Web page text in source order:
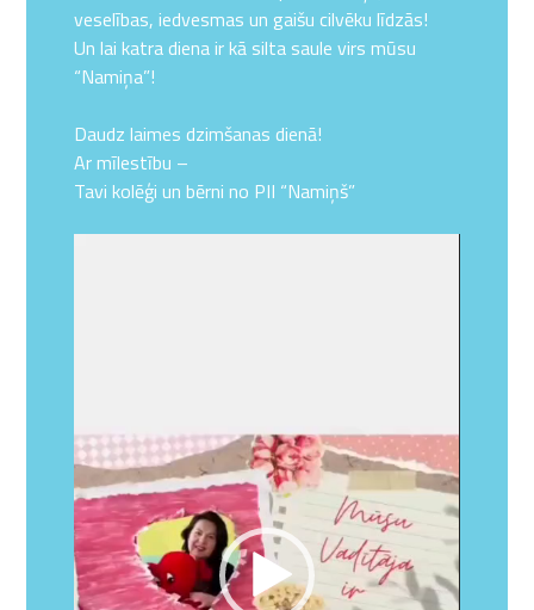
veselības, iedvesmas un gaišu cilvēku līdzās!
Un lai katra diena ir kā silta saule virs mūsu
“Namiņa”!
Daudz laimes dzimšanas dienā!
Ar mīlestību –
Tavi kolēģi un bērni no PII “Namiņš”